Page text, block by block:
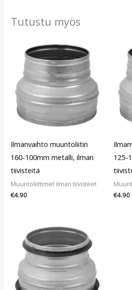
Tutustu myös
Ilmanvaihto muuntoliitin
160-100mm metalli, ilman
tiivisteitä
Muuntoliittimet ilman tiivisteet
€4.90
125-
€4.90